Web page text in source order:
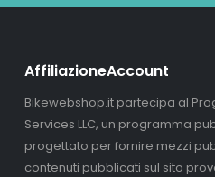
AffiliazioneAccount
Bikewebshop.it partecipa al
Services LLC, un programma
progettato per fornire mezzi
contenuti pubblicati sul sito